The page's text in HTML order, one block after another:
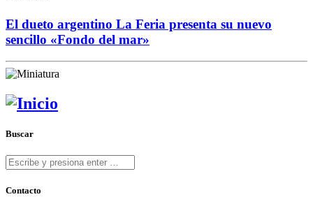
El dueto argentino La Feria presenta su nuevo
sencillo «Fondo del mar»
Buscar
Contacto